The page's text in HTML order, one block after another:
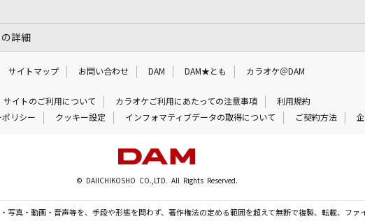
詳細
サイトマップ お問い合わせ DAM DAM★とも カラオケ＠DAM
サイトのご利用について カラオケご利用にあたっての注意事項
利用規約
リシー
クッキー設定 インフォマティブデータの取得について ご契約方法
© DAIICHIKOSHO CO.,LTD. All Rights Reserved.
写真・動画・音声等を、手段や形態を問わず、著作権法の定める範囲を超えて無断で複製、転載、ファ